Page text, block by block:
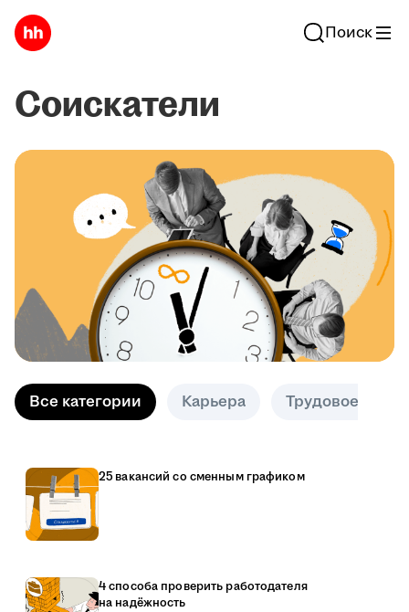
Поиск
Соискатели
Все категории Карьера Трудовое право
25 вакансий со сменным графиком
4 способа проверить работодателя
на надёжность